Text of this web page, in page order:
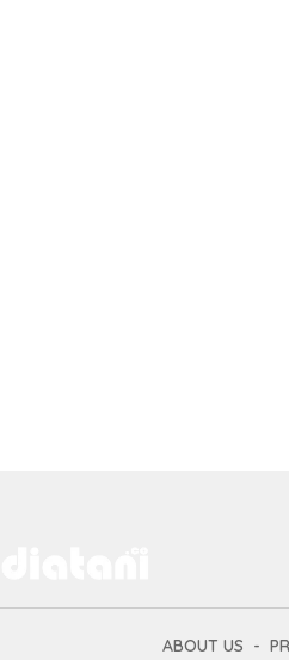
ABOUT US